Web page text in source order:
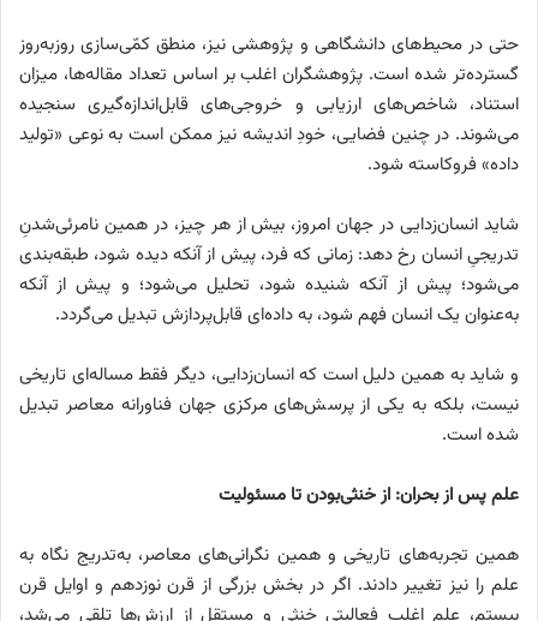
حتی در محیط‌های دانشگاهی و پژوهشی نیز، منطق کمّی‌سازی روزبه‌روز
گسترده‌تر شده است. پژوهشگران اغلب بر اساس تعداد مقاله‌ها، میزان
استناد، شاخص‌های ارزیابی و خروجی‌های قابل‌اندازه‌گیری سنجیده
می‌شوند. در چنین فضایی، خودِ اندیشه نیز ممکن است به نوعی «تولید
داده» فروکاسته شود.
شاید انسان‌زدایی در جهان امروز، بیش از هر چیز، در همین نامرئی‌شدنِ
تدریجیِ انسان رخ دهد: زمانی که فرد، پیش از آنکه دیده شود، طبقه‌بندی
می‌شود؛ پیش از آنکه شنیده شود، تحلیل می‌شود؛ و پیش از آنکه
به‌عنوان یک انسان فهم شود، به داده‌ای قابل‌پردازش تبدیل می‌گردد.
و شاید به همین دلیل است که انسان‌زدایی، دیگر فقط مساله‌ای تاریخی
نیست، بلکه به یکی از پرسش‌های مرکزی جهان فناورانه معاصر تبدیل
شده است.
علم پس از بحران: از خنثی‌بودن تا مسئولیت
همین تجربه‌های تاریخی و همین نگرانی‌های معاصر، به‌تدریج نگاه به
علم را نیز تغییر دادند. اگر در بخش بزرگی از قرن نوزدهم و اوایل قرن
بیستم، علم اغلب فعالیتی خنثی و مستقل از ارزش‌ها تلقی می‌شد،